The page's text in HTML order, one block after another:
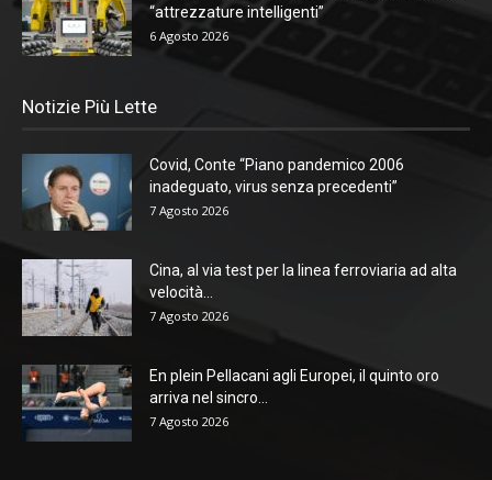
“attrezzature intelligenti”
6 Agosto 2026
Notizie Più Lette
Covid, Conte “Piano pandemico 2006
inadeguato, virus senza precedenti”
7 Agosto 2026
Cina, al via test per la linea ferroviaria ad alta
velocità...
7 Agosto 2026
En plein Pellacani agli Europei, il quinto oro
arriva nel sincro...
7 Agosto 2026